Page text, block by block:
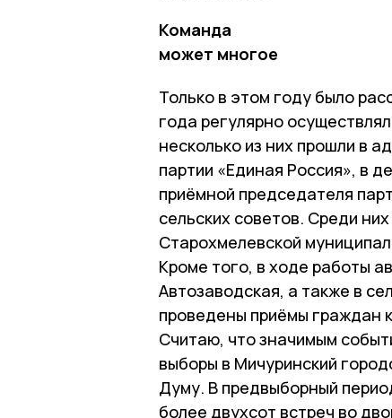
Команда
может многое
Только в этом году было
года регулярно
несколько из них прошли в
партии «Единая Россия», в
приёмной председателя
сельских советов. Среди
Старохмелевской
Кроме того, в ходе работы
Автозаводская, а также в
проведены приёмы граждан
Считаю, что значимым
выборы в Мичуринский
Думу. В предвыборный
более двухсот встреч во